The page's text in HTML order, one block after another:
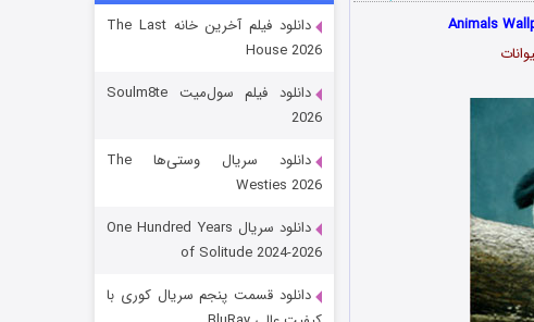
قسمت
دانلود فیلم آخرین خانه The Last
House 2026
دانلود فیلم سول‌میت Soulm8te
2026
دانلود سریال وستی‌ها The
Westies 2026
دانلود سریال One Hundred Years
of Solitude 2024-2026
دانلود قسمت پنجم سریال کوری با